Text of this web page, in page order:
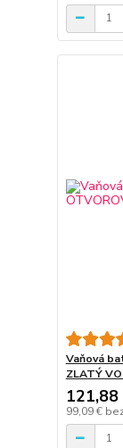
Vaňová
ZLATÝ
121,88
99,09 €